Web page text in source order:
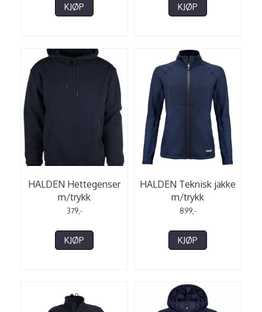
KJØP KJØP
HALDEN Hettegenser
m/trykk
379,-
KJØP
HALDEN Teknisk jakke
m/trykk
899,-
KJØP